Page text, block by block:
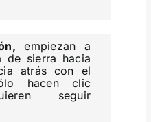
empiezan a
de sierra hacia
atrás con el
hacen clic
seguir